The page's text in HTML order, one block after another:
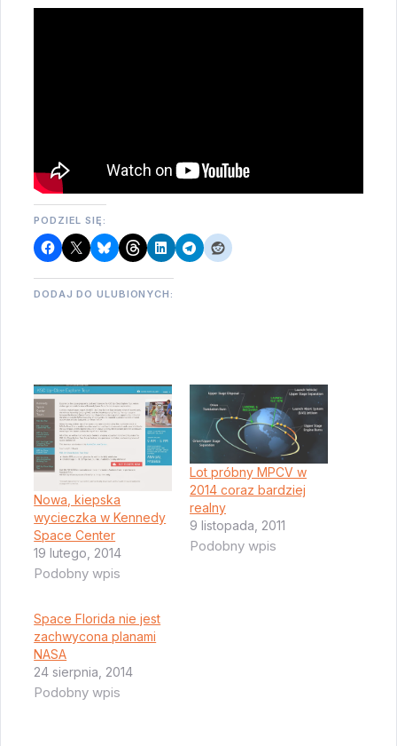
PODZIEL SIĘ:
DODAJ DO ULUBIONYCH:
Nowa, kiepska
wycieczka w Kennedy
Space Center
19 lutego, 2014
Podobny wpis
Lot próbny MPCV w
2014 coraz bardziej
realny
9 listopada, 2011
Podobny wpis
Space Florida nie jest
zachwycona planami
NASA
24 sierpnia, 2014
Podobny wpis